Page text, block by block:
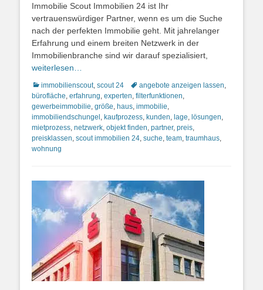
Immobilie Scout Immobilien 24 ist Ihr
vertrauenswürdiger Partner, wenn es um die Suche
nach der perfekten Immobilie geht. Mit jahrelanger
Erfahrung und einem breiten Netzwerk in der
Immobilienbranche sind wir darauf spezialisiert,
weiterlesen…
Kategorien
immobilienscout, scout 24 Schlagworte
angebote anzeigen lassen,
bürofläche, erfahrung, experten, filterfunktionen,
gewerbeimmobilie, größe, haus, immobilie,
immobiliendschungel , kaufprozess, kunden, lage, lösungen,
mietprozess, netzwerk, objekt finden, partner, preis,
preisklassen, scout immobilien 24, suche, team, traumhaus,
wohnung